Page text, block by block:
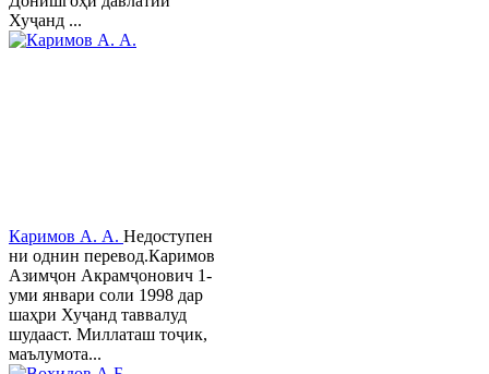
Хуҷанд ...
Каримов А. А. Недоступен
ни однин перевод.Каримов
Азимҷон Акрамҷонович 1-
уми январи соли 1998 дар
шаҳри Хуҷанд таввалуд
шудааст. Миллаташ тоҷик,
маълумота...